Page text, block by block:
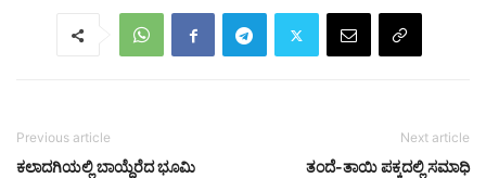
Previous article
ಕಲಾದಗಿಯಲ್ಲಿ ಬಾಯ್ದೆರೆದ ಭೂಮಿ
Next article
ತಂದೆ-ತಾಯಿ ಪಕ್ಕದಲ್ಲಿ ಸಮಾಧಿ